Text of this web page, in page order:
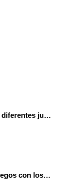
Programa con Scratch, 8 diferentes juegos para vivir la emoción de los partidos de España en el mundial 2026
Programa con Scratch juegos con los partidos del mundial 2026 ganados por España